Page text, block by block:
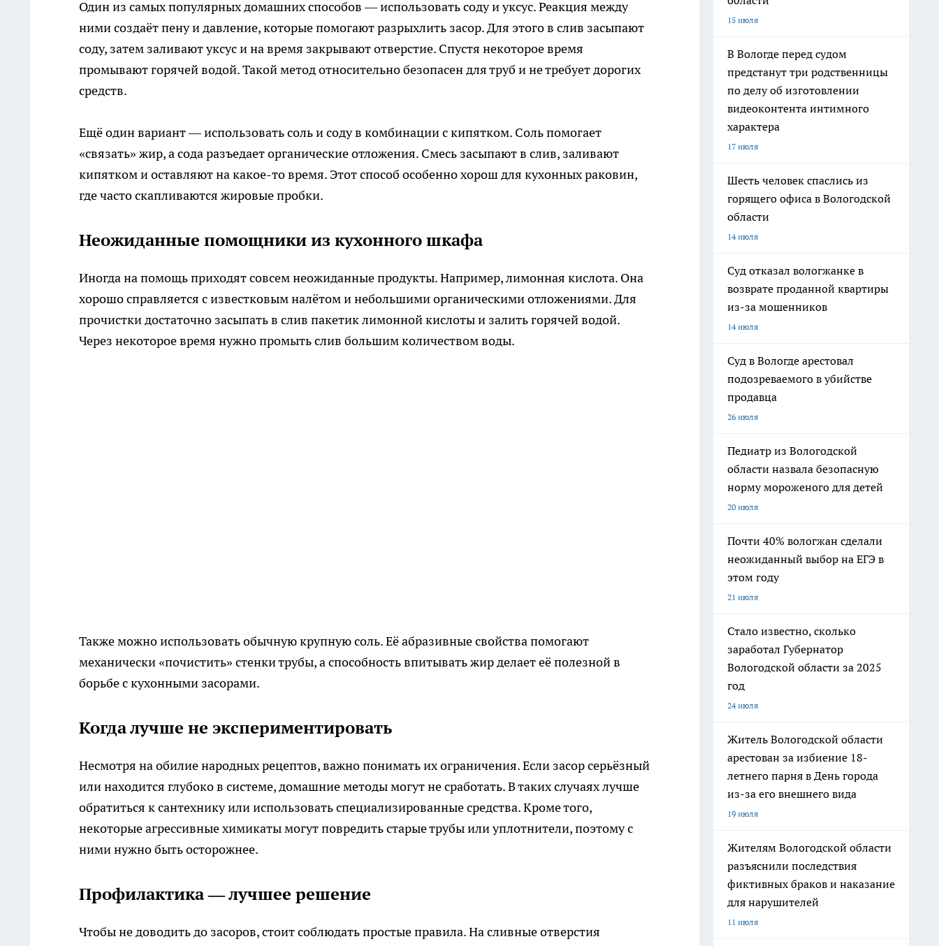
Один из самых популярных домашних способов — использовать соду и уксус. Реакция между
ними создаёт пену и давление, которые помогают разрыхлить засор. Для этого в слив засыпают
соду, затем заливают уксус и на время закрывают отверстие. Спустя некоторое время
промывают горячей водой. Такой метод относительно безопасен для труб и не требует дорогих
средств.
Ещё один вариант — использовать соль и соду в комбинации с кипятком. Соль помогает
«связать» жир, а сода разъедает органические отложения. Смесь засыпают в слив, заливают
кипятком и оставляют на какое-то время. Этот способ особенно хорош для кухонных раковин,
где часто скапливаются жировые пробки.
Неожиданные помощники из кухонного шкафа
Иногда на помощь приходят совсем неожиданные продукты. Например, лимонная кислота. Она
хорошо справляется с известковым налётом и небольшими органическими отложениями. Для
прочистки достаточно засыпать в слив пакетик лимонной кислоты и залить горячей водой.
Через некоторое время нужно промыть слив большим количеством воды.
Также можно использовать обычную крупную соль. Её абразивные свойства помогают
механически «почистить» стенки трубы, а способность впитывать жир делает её полезной в
борьбе с кухонными засорами.
Когда лучше не экспериментировать
Несмотря на обилие народных рецептов, важно понимать их ограничения. Если засор серьёзный
или находится глубоко в системе, домашние методы могут не сработать. В таких случаях лучше
обратиться к сантехнику или использовать специализированные средства. Кроме того,
некоторые агрессивные химикаты могут повредить старые трубы или уплотнители, поэтому с
ними нужно быть осторожнее.
Профилактика — лучшее решение
Чтобы не доводить до засоров, стоит соблюдать простые правила. На сливные отверстия
15 июля
В Вологде перед судом
предстанут три родственницы
по делу об изготовлении
видеоконтента интимного
характера
17 июля
Шесть человек спаслись из
горящего офиса в Вологодской
области
14 июля
Суд отказал вологжанке в
возврате проданной квартиры
из-за мошенников
14 июля
Суд в Вологде арестовал
подозреваемого в убийстве
продавца
26 июля
Педиатр из Вологодской
области назвала безопасную
норму мороженого для детей
20 июля
Почти 40% вологжан сделали
неожиданный выбор на ЕГЭ в
этом году
21 июля
Стало известно, сколько
заработал Губернатор
Вологодской области за 2025
год
24 июля
Житель Вологодской области
арестован за избиение 18-
летнего парня в День города
из-за его внешнего вида
19 июля
Жителям Вологодской области
разъяснили последствия
фиктивных браков и наказание
для нарушителей
11 июля